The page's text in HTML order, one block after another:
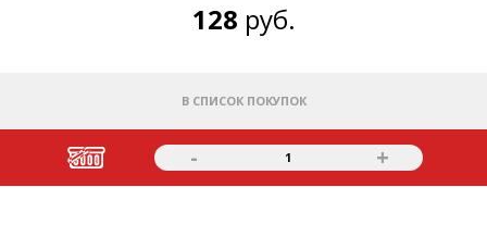
128 руб.
В СПИСОК ПОКУПОК
- 1 +